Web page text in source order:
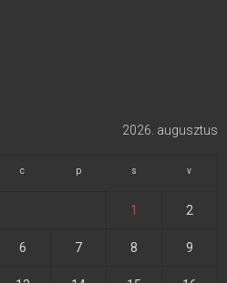
2026. augusztus
c p s v
1 2
6 7 8 9